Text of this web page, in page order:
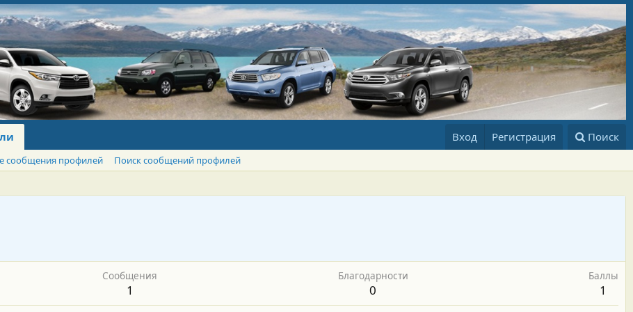
Вход Регистрация Поиск
сообщения профилей
Поиск сообщений профилей
Сообщения
1
Благодарности
0
Баллы
1